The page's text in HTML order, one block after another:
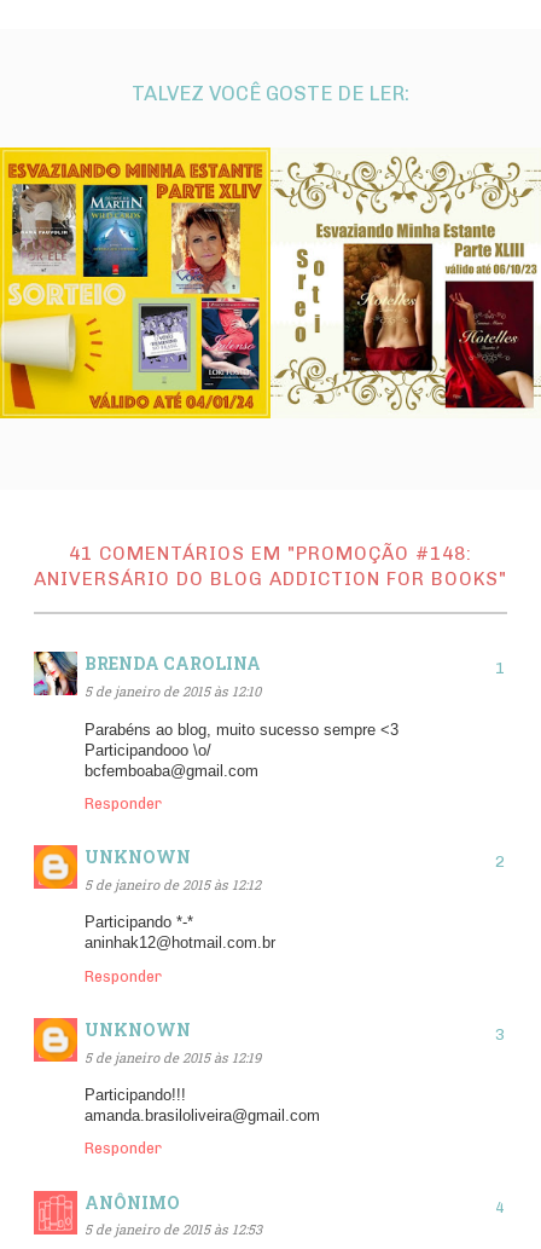
TALVEZ VOCÊ GOSTE DE LER:
41 COMENTÁRIOS EM "PROMOÇÃO #148:
ANIVERSÁRIO DO BLOG ADDICTION FOR BOOKS"
BRENDA CAROLINA
5 de janeiro de 2015 às 12:10
Parabéns ao blog, muito sucesso sempre <3
Participandooo \o/
bcfemboaba@gmail.com
Responder
UNKNOWN
5 de janeiro de 2015 às 12:12
Participando *-*
aninhak12@hotmail.com.br
Responder
UNKNOWN
5 de janeiro de 2015 às 12:19
Participando!!!
amanda.brasiloliveira@gmail.com
Responder
ANÔNIMO
5 de janeiro de 2015 às 12:53